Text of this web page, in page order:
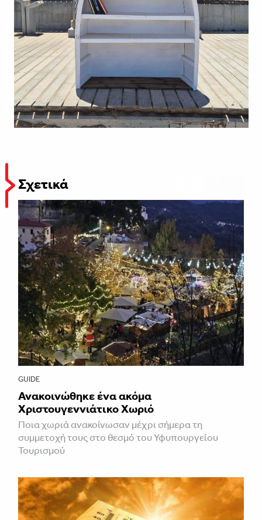
Σχετικά
GUIDE
Ανακοινώθηκε ένα ακόμα
Χριστουγεννιάτικο Χωριό
Ποια χωριά ανακοίνωσαν μέχρι σήμερα τη
συμμετοχή τους στο θεσμό του Υφυπουργείου
Τουρισμού